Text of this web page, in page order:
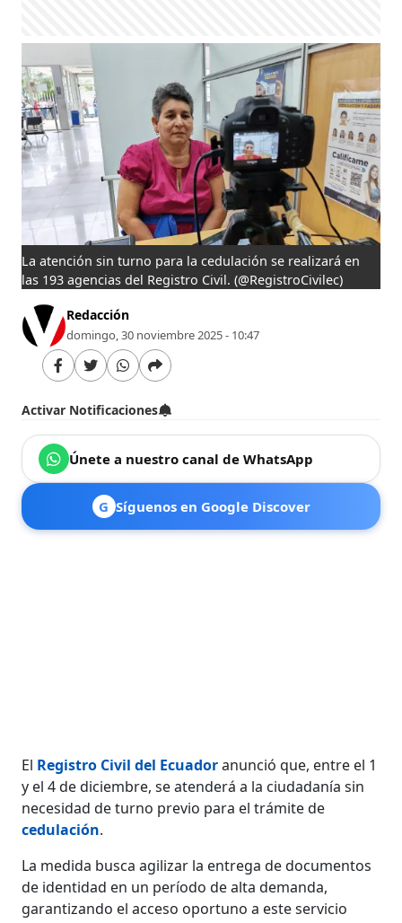
La atención sin turno para la cedulación se realizará en
las 193 agencias del Registro Civil. (@RegistroCivilec)
Redacción
domingo, 30 noviembre 2025 - 10:47
Activar Notificaciones
Únete a nuestro canal de WhatsApp
G Síguenos en Google Discover
El Registro Civil del Ecuadoranunció que, entre el 1
y el 4 de diciembre, se atenderá a la ciudadanía sin
necesidad de turno previo para el trámite de
cedulación.
La medida busca agilizar la entrega de documentos
de identidad en un período de alta demanda,
garantizando el acceso oportuno a este servicio